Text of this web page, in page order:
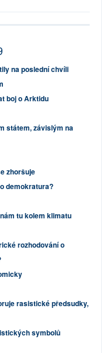
na poslední chvíli
boj o Arktidu
státem, závislým na
zhoršuje
demokratura?
tu kolem klimatu
rozhodování o
rasistické předsudky,
symbolů